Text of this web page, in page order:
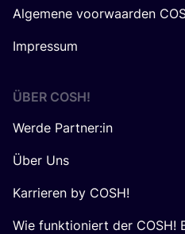
Algemene voorwaarden
Impressum
ÜBER COSH!
Werde Partner:in
Über Uns
Karrieren by COSH!
Wie funktioniert der COSH!